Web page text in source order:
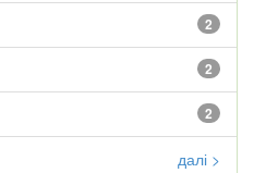
2
2
2
далі >